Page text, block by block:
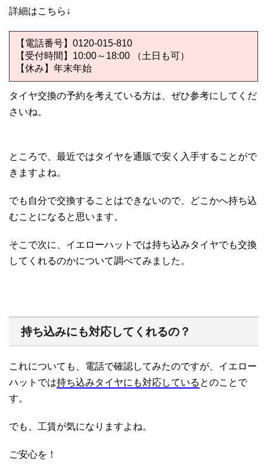
詳細はこちら↓
【電話番号】0120-015-810
【受付時間】10:00～18:00 （土日も可）
【休み】年末年始
タイヤ交換の予約を考えている方は、ぜひ参考にしてくだ
さいね。
ところで、最近ではタイヤを通販で安く入手することがで
きますよね。
でも自分で交換することはできないので、どこかへ持ち込
むことになると思います。
そこで次に、イエローハットでは持ち込みタイヤでも交換
してくれるのかについて調べてみました。
持ち込みにも対応してくれるの？
これについても、電話で確認してみたのですが、イエロー
ハットでは持ち込みタイヤにも対応している とのことで
す。
でも、工賃が気になりますよね。
ご安心を！